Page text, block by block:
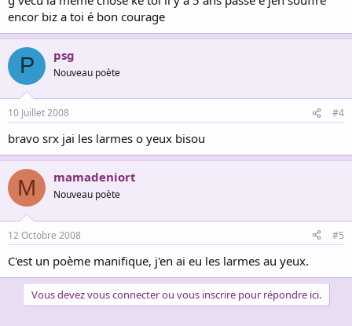
encor biz a toi é bon courage
P psg
Nouveau poète
10 Juillet 2008 #4
bravo srx jai les larmes o yeux bisou
M mamadeniort
Nouveau poète
12 Octobre 2008 #5
C'est un poème manifique, j'en ai eu les larmes au yeux.
Vous devez vous connecter ou vous inscrire pour répondre ici.